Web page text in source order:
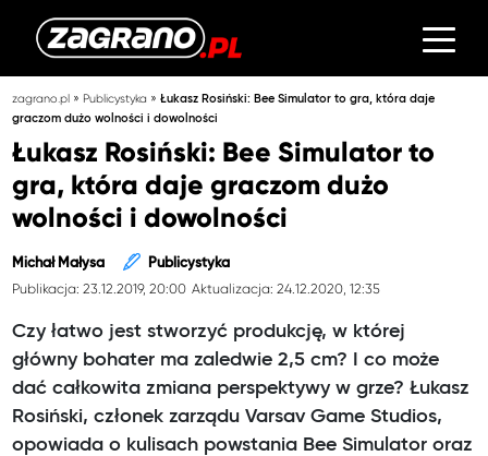
zagrano.pl » Publicystyka »Łukasz Rosiński: Bee Simulator to gra, która daje
graczom dużo wolności i dowolności
Łukasz Rosiński: Bee Simulator to
gra, która daje graczom dużo
wolności i dowolności
Michał Małysa Publicystyka
Publikacja: 23.12.2019, 20:00 Aktualizacja: 24.12.2020, 12:35
Czy łatwo jest stworzyć produkcję, w której
główny bohater ma zaledwie 2,5 cm? I co może
dać całkowita zmiana perspektywy w grze? Łukasz
Rosiński, członek zarządu Varsav Game Studios,
opowiada o kulisach powstania Bee Simulator oraz